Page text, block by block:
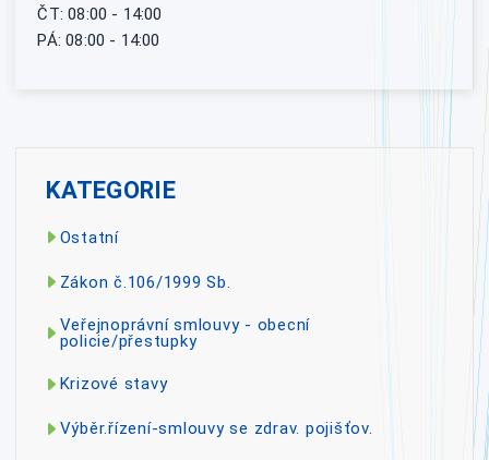
ČT: 08:00 - 14:00
PÁ: 08:00 - 14:00
KATEGORIE
Ostatní
Zákon č.106/1999 Sb.
Veřejnoprávní smlouvy - obecní
policie/přestupky
Krizové stavy
Výběr.řízení-smlouvy se zdrav. pojišťov.